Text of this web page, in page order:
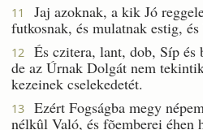
11
Jaj azoknak, a kik Jó
futkosnak, és mulatnak estig,
12
És czitera, lant, dob, Síp és
de az Úrnak Dolgát nem
kezeinek cselekedetét.
13
Ezért Fogságba megy
nélkûl Való, és fõemberei éhen